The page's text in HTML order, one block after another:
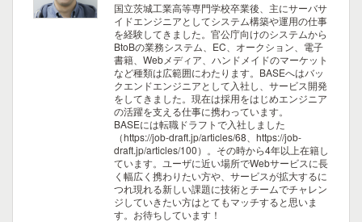
国立茨城工業高等専門学校卒業後、主にサーバサ
イドエンジニアとしてシステム構築や運用の仕事
を経験してきました。官公庁向けのシステムから
BtoBの業務システム、EC、オークション、電子
書籍、Webメディア、ハンドメイドのマーケット
など種類は広範囲にわたります。BASEへはバッ
クエンドエンジニアとして入社し、サービス開発
をしてきました。現在は採用をはじめエンジニア
の活躍を支える仕事に携わっています。
BASEには転職ドラフトで入社しました
（https://job-draft.jp/articles/68、https://job-
draft.jp/articles/100）。その時から4年以上在籍し
ています。ユーザに近い場所でWebサービスに長
く幅広く携わりたい方や、サービスが拡大するに
つれ現れる新しい課題に技術とチームでチャレン
ジしていきたい方はとてもマッチすると思いま
す。お待ちしています！